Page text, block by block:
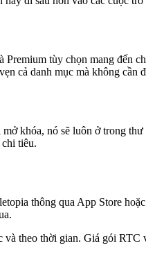
tùy chọn mang
cả danh mục mà không cần
khóa, nó sẽ luôn ở trong
tiêu.
thông qua App Store
theo thời gian. Giá gói